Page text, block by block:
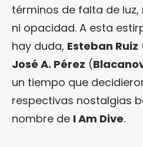
términos de falta de
ni opacidad. A esta
hay duda, Esteban Ruiz
José A. Pérez (
un tiempo que
respectivas nostalgias
nombre de I Am Dive.